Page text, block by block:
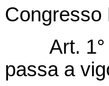
Congresso
Art.
passa a